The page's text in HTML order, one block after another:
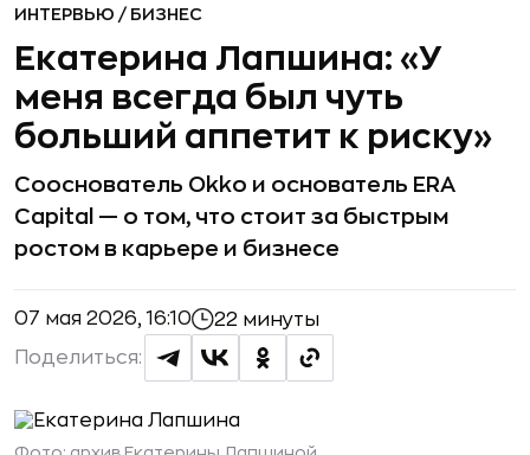
ИНТЕРВЬЮ / БИЗНЕС
Екатерина Лапшина: «У
меня всегда был чуть
больший аппетит к риску»
Сооснователь Okko и основатель ERA
Capital — о том, что стоит за быстрым
ростом в карьере и бизнесе
07 мая 2026, 16:10 22 минуты
Поделиться: